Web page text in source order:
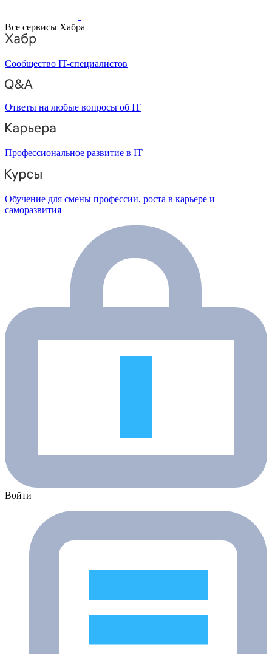
Все сервисы Хабра
Сообщество IT-специалистов
Ответы на любые вопросы об IT
Профессиональное развитие в IT
Обучение для смены профессии, роста в карьере и
саморазвития
Войти